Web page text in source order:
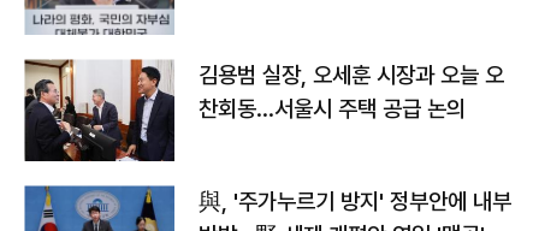
김용범 실장, 오세훈 시장과 오늘 오
찬회동...서울시 주택 공급 논의
與, '주가누르기 방지' 정부안에 내부